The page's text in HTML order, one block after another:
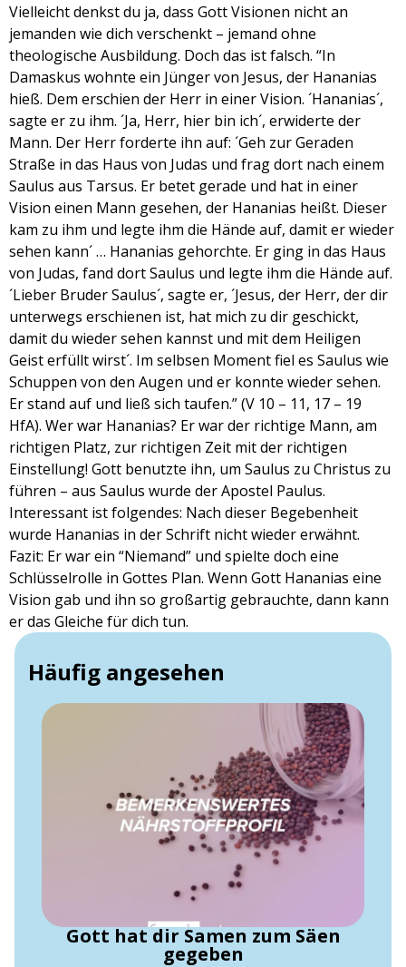
Apple Podcasts Spotify
RSS FEED
TEILEN
LINK
EMBED
Vielleicht denkst du ja, dass Gott Visionen nicht an
jemanden wie dich verschenkt – jemand ohne
theologische Ausbildung. Doch das ist falsch. “In
Damaskus wohnte ein Jünger von Jesus, der Hananias
hieß. Dem erschien der Herr in einer Vision. ´Hananias´,
sagte er zu ihm. ´Ja, Herr, hier bin ich´, erwiderte der
Mann. Der Herr forderte ihn auf: ´Geh zur Geraden
Straße in das Haus von Judas und frag dort nach einem
Saulus aus Tarsus. Er betet gerade und hat in einer
Vision einen Mann gesehen, der Hananias heißt. Dieser
kam zu ihm und legte ihm die Hände auf, damit er wieder
sehen kann´ … Hananias gehorchte. Er ging in das Haus
von Judas, fand dort Saulus und legte ihm die Hände auf.
´Lieber Bruder Saulus´, sagte er, ´Jesus, der Herr, der dir
unterwegs erschienen ist, hat mich zu dir geschickt,
damit du wieder sehen kannst und mit dem Heiligen
Geist erfüllt wirst´. Im selbsen Moment fiel es Saulus wie
Schuppen von den Augen und er konnte wieder sehen.
Er stand auf und ließ sich taufen.” (V 10 – 11, 17 – 19
HfA). Wer war Hananias? Er war der richtige Mann, am
richtigen Platz, zur richtigen Zeit mit der richtigen
Einstellung! Gott benutzte ihn, um Saulus zu Christus zu
führen – aus Saulus wurde der Apostel Paulus.
Interessant ist folgendes: Nach dieser Begebenheit
wurde Hananias in der Schrift nicht wieder erwähnt.
Fazit: Er war ein “Niemand” und spielte doch eine
Schlüsselrolle in Gottes Plan. Wenn Gott Hananias eine
Vision gab und ihn so großartig gebrauchte, dann kann
er das Gleiche für dich tun.
Häufig angesehen
Gott hat dir Samen zum Säen
gegeben